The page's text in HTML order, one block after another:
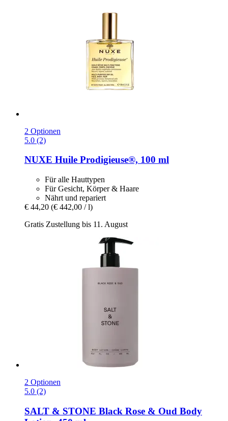
2 Optionen
5.0 (2)
NUXE Huile Prodigieuse®, 100 ml
Für alle Hauttypen
Für Gesicht, Körper & Haare
Nährt und repariert
€ 44,20 (€ 442,00 / l)
Gratis Zustellung bis 11. August
2 Optionen
5.0 (2)
SALT & STONE Black Rose & Oud Body